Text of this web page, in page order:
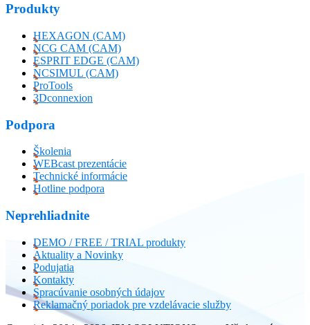
Produkty
HEXAGON (CAM)
NCG CAM (CAM)
ESPRIT EDGE (CAM)
NCSIMUL (CAM)
ProTools
3Dconnexion
Podpora
Školenia
WEBcast prezentácie
Technické informácie
Hotline podpora
Neprehliadnite
DEMO / FREE / TRIAL produkty
Aktuality a Novinky
Podujatia
Kontakty
Spracúvanie osobných údajov
Reklamačný poriadok pre vzdelávacie služby